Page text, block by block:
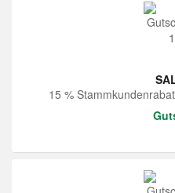
15 %